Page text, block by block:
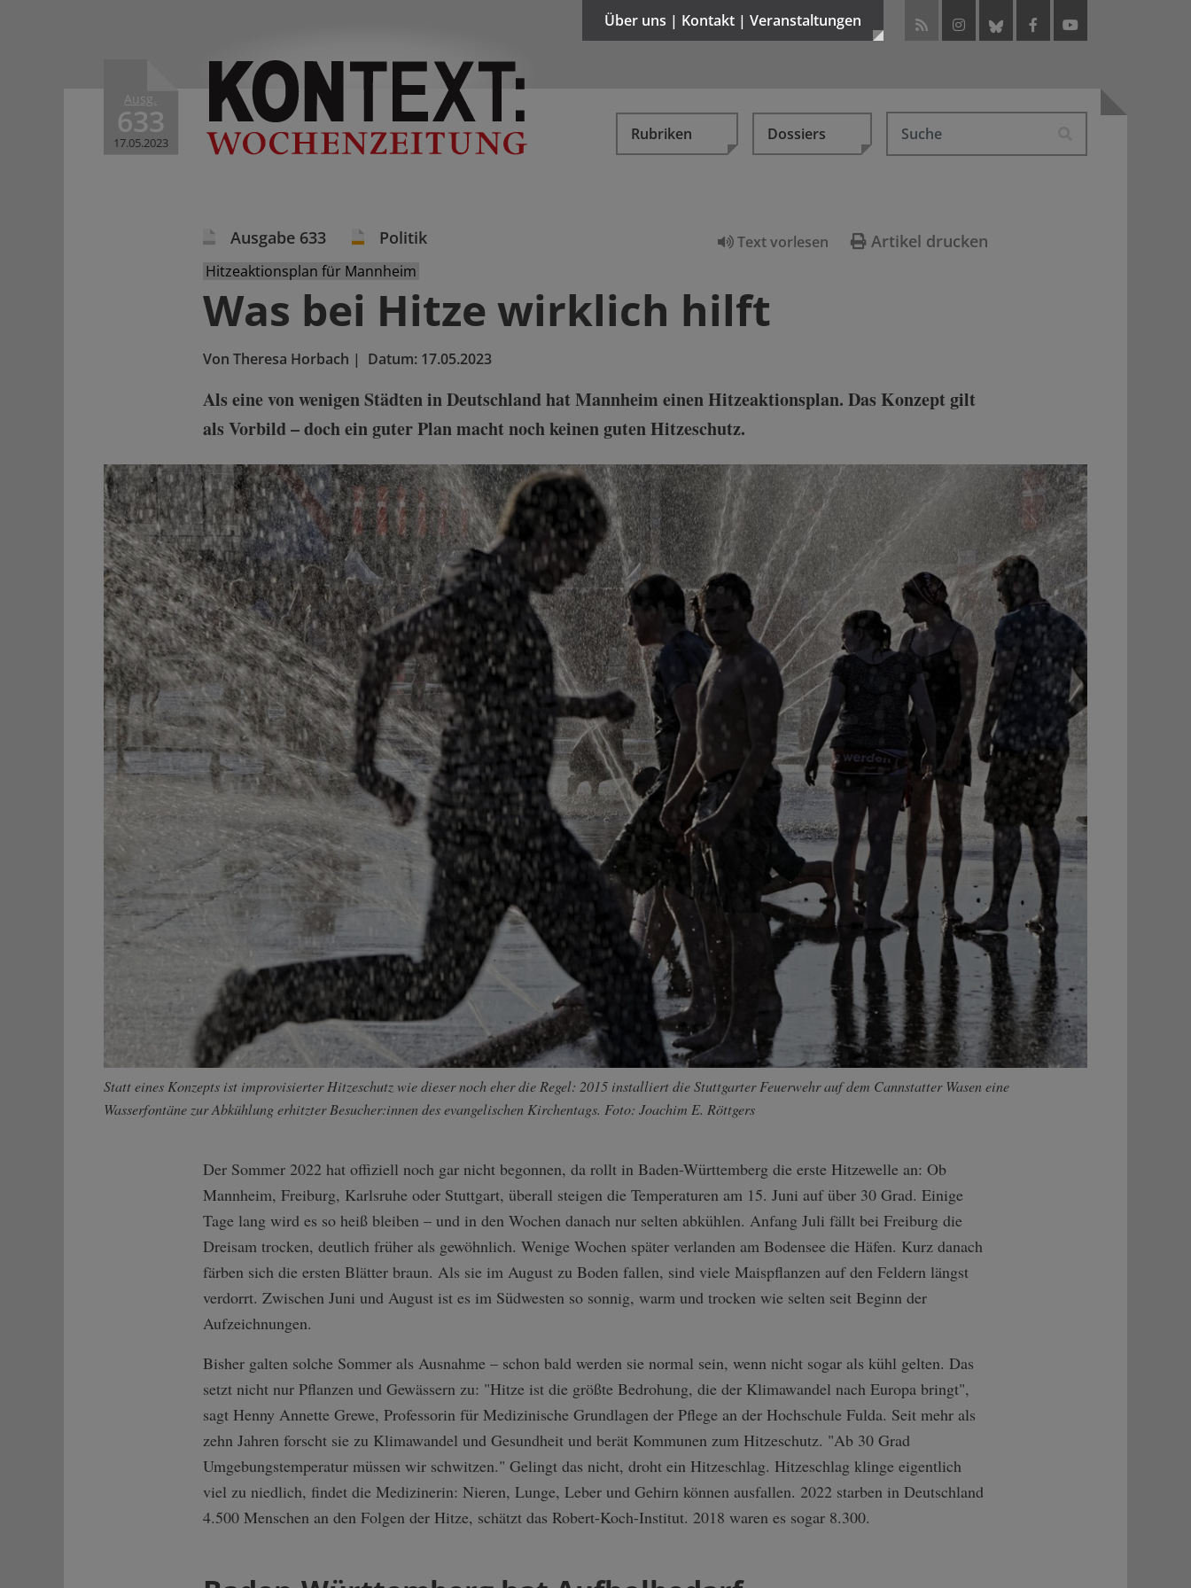
Ausg.
633
17.05.2023
Über uns | Kontakt | Veranstaltungen
Rubriken Dossiers
Text vorlesen Artikel drucken
Ausgabe 633 Politik
Hitzeaktionsplan für Mannheim
Was bei Hitze wirklich hilft
Von Theresa Horbach | Datum: 17.05.2023
Als eine von wenigen Städten in Deutschland hat Mannheim einen Hitzeaktionsplan. Das Konzept gilt
als Vorbild – doch ein guter Plan macht noch keinen guten Hitzeschutz.
Statt eines Konzepts ist improvisierter Hitzeschutz wie dieser noch eher die Regel: 2015 installiert die Stuttgarter Feuerwehr auf dem Cannstatter Wasen eine
Wasserfontäne zur Abkühlung erhitzter Besucher:innen des evangelischen Kirchentags. Foto: Joachim E. Röttgers
Der Sommer 2022 hat offiziell noch gar nicht begonnen, da rollt in Baden-Württemberg die erste Hitzewelle an: Ob
Mannheim, Freiburg, Karlsruhe oder Stuttgart, überall steigen die Temperaturen am 15. Juni auf über 30 Grad. Einige
Tage lang wird es so heiß bleiben – und in den Wochen danach nur selten abkühlen. Anfang Juli fällt bei Freiburg die
Dreisam trocken, deutlich früher als gewöhnlich. Wenige Wochen später verlanden am Bodensee die Häfen. Kurz danach
färben sich die ersten Blätter braun. Als sie im August zu Boden fallen, sind viele Maispflanzen auf den Feldern längst
verdorrt. Zwischen Juni und August ist es im Südwesten so sonnig, warm und trocken wie selten seit Beginn der
Aufzeichnungen.
Bisher galten solche Sommer als Ausnahme – schon bald werden sie normal sein, wenn nicht sogar als kühl gelten. Das
setzt nicht nur Pflanzen und Gewässern zu: "Hitze ist die größte Bedrohung, die der Klimawandel nach Europa bringt",
sagt Henny Annette Grewe, Professorin für Medizinische Grundlagen der Pflege an der Hochschule Fulda. Seit mehr als
zehn Jahren forscht sie zu Klimawandel und Gesundheit und berät Kommunen zum Hitzeschutz. "Ab 30 Grad
Umgebungstemperatur müssen wir schwitzen." Gelingt das nicht, droht ein Hitzeschlag. Hitzeschlag klinge eigentlich
viel zu niedlich, findet die Medizinerin: Nieren, Lunge, Leber und Gehirn können ausfallen. 2022 starben in Deutschland
4.500 Menschen an den Folgen der Hitze, schätzt das Robert-Koch-Institut. 2018 waren es sogar 8.300.